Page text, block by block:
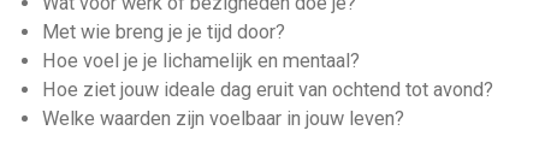
Met wie breng je je tijd door?
Hoe voel je je lichamelijk en mentaal?
Hoe ziet jouw ideale dag eruit van ochtend tot avond?
Welke waarden zijn voelbaar in jouw leven?